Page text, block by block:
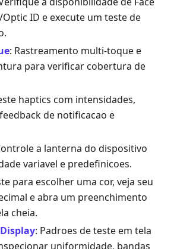
ID e execute um teste de
: Rastreamento multi-toque e
para verificar cobertura de
haptics com intensidades,
de notificacao e
a lanterna do dispositivo
variavel e predefinicoes.
para escolher uma cor, veja seu
e abra um preenchimento
cheia.
: Padroes de teste em tela
uniformidade, bandas